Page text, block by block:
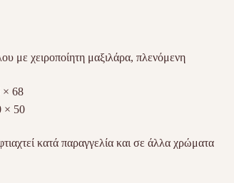
με χειροποίητη μαξιλάρα, πλενόμενη
× 68
× 50
κατά παραγγελία και σε άλλα χρώματα